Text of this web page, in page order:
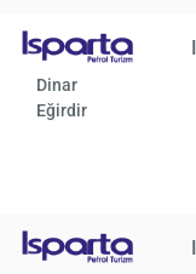
Dinar
Eğirdir